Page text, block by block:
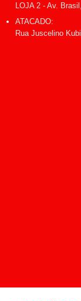
LOJA 2 - Av.
ATACADO:
Rua Juscelino